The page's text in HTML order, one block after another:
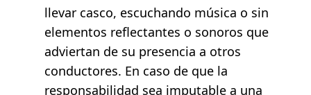
llevar casco, escuchando música o sin
elementos reflectantes o sonoros que
adviertan de su presencia a otros
conductores. En caso de que la
responsabilidad sea imputable a una